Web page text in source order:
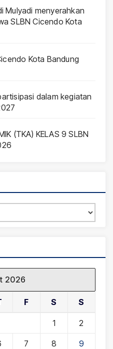
Mulyadi menyerahkan
SLBN Cicendo Kota
Kota Bandung
dalam kegiatan
(TKA) KELAS 9 SLBN
2026
F S S
1 2
7 8 9